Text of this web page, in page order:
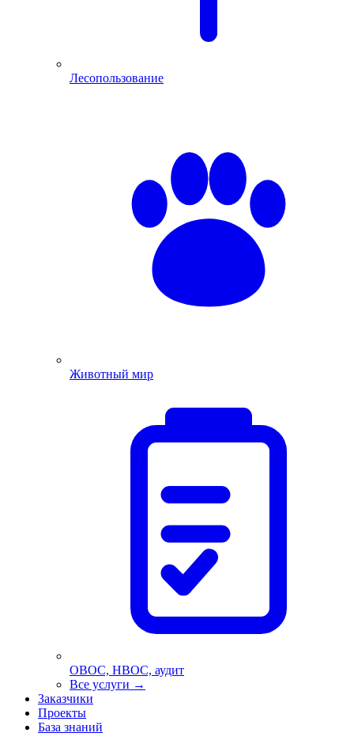
Лесопользование
Животный мир
ОВОС, НВОС, аудит
Все услуги →
Заказчики
Проекты
База знаний